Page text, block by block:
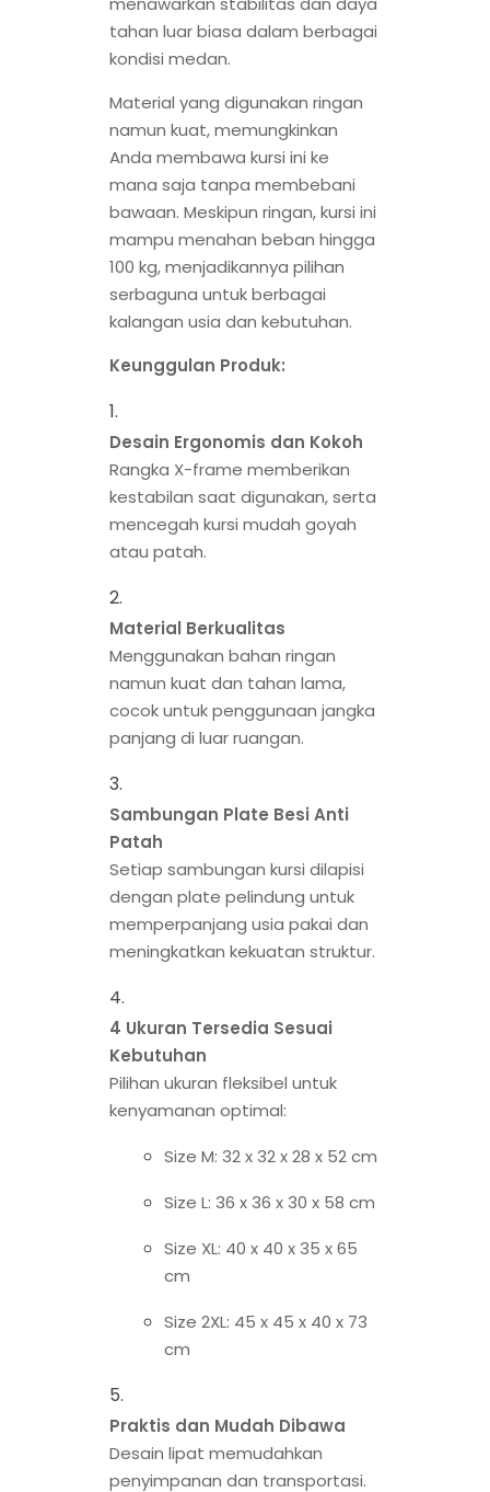
tahan luar biasa dalam berbagai
kondisi medan.
Material yang digunakan ringan
namun kuat, memungkinkan
Anda membawa kursi ini ke
mana saja tanpa membebani
bawaan. Meskipun ringan, kursi ini
mampu menahan beban hingga
100 kg, menjadikannya pilihan
serbaguna untuk berbagai
kalangan usia dan kebutuhan.
Keunggulan Produk:
Desain Ergonomis dan Kokoh
Rangka X-frame memberikan
kestabilan saat digunakan, serta
mencegah kursi mudah goyah
atau patah.
Material Berkualitas
Menggunakan bahan ringan
namun kuat dan tahan lama,
cocok untuk penggunaan jangka
panjang di luar ruangan.
Sambungan Plate Besi Anti
Patah
Setiap sambungan kursi dilapisi
dengan plate pelindung untuk
memperpanjang usia pakai dan
meningkatkan kekuatan struktur.
4 Ukuran Tersedia Sesuai
Kebutuhan
Pilihan ukuran fleksibel untuk
kenyamanan optimal:
Size M: 32 x 32 x 28 x 52 cm
Size L: 36 x 36 x 30 x 58 cm
Size XL: 40 x 40 x 35 x 65
cm
Size 2XL: 45 x 45 x 40 x 73
cm
Praktis dan Mudah Dibawa
Desain lipat memudahkan
penyimpanan dan transportasi.